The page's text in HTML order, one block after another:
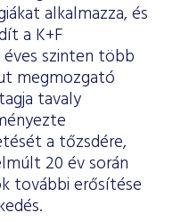
alkalmazza, és
a K+F
éves szinten több
megmozgató
tavaly
a tőzsdére,
20 év során
további erősítése